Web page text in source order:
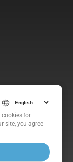
cookies for
site, you agree
cookies for
site, you agree